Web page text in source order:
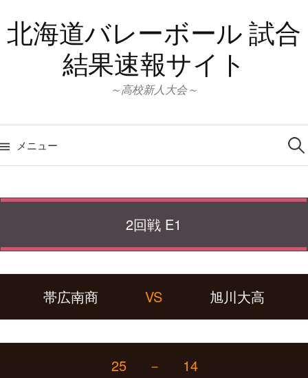
ン
テ北海道バレーボール 試合
結果速報サイト
～高校新人大会～
メニュー
検
索:
2回戦 E1
帯広南商 VS 旭川大高
25 － 14